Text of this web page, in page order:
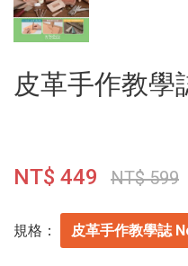
皮革手作教學
NT$ 449 NT$ 599
規格： 皮革手作教學誌